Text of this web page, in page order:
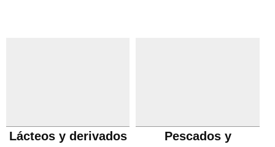
Lácteos y derivados
Pescados y